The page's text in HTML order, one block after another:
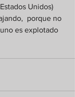
Unidos)
porque no
es explotado